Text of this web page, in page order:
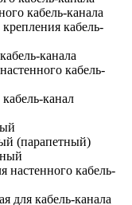
кабель-канала
кабель-
канала
кабель-
канал
(парапетный)
настенного кабель-
для кабель-канала